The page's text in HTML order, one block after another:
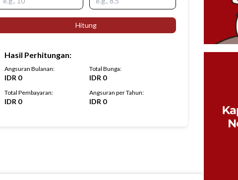
Hitung
Hasil Perhitungan:
Angsuran Bulanan:
IDR 0
Total Bunga:
IDR 0
Total Pembayaran:
IDR 0
Angsuran per Tahun:
IDR 0